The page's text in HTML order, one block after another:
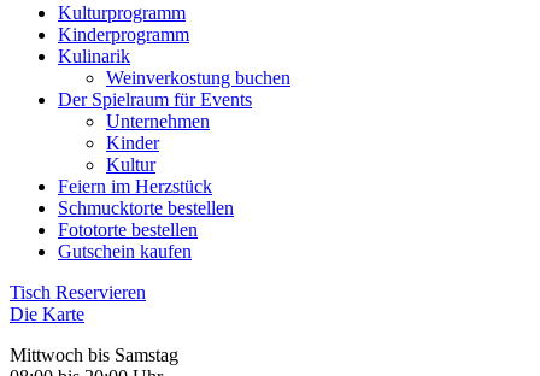
Kulturprogramm
Kinderprogramm
Kulinarik
Weinverkostung buchen
Der Spielraum für Events
Unternehmen
Kinder
Kultur
Feiern im Herzstück
Schmucktorte bestellen
Fototorte bestellen
Gutschein kaufen
Tisch Reservieren
Die Karte
Mittwoch bis Samstag